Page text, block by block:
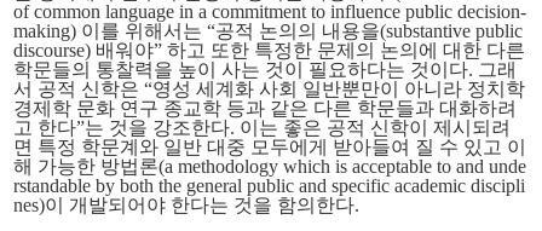
of common language in a commitment to influence public decision-
making) 이를 위해서는 “공적 논의의 내용을(substantive public
discourse) 배워야” 하고 또한 특정한 문제의 논의에 대한 다른
학문들의 통찰력을 높이 사는 것이 필요하다는 것이다. 그래
서 공적 신학은 “영성 세계화 사회 일반뿐만이 아니라 정치학
경제학 문화 연구 종교학 등과 같은 다른 학문들과 대화하려
고 한다”는 것을 강조한다. 이는 좋은 공적 신학이 제시되려
면 특정 학문계와 일반 대중 모두에게 받아들여 질 수 있고 이
해 가능한 방법론(a methodology which is acceptable to and unde
rstandable by both the general public and specific academic discipli
nes)이 개발되어야 한다는 것을 함의한다.